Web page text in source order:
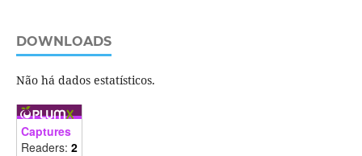
DOWNLOADS
Não há dados estatísticos.
Captures
Readers: 2